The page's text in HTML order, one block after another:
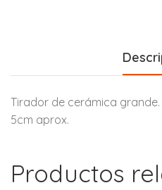
Tirador de cerámica grande.
5cm aprox.
Productos